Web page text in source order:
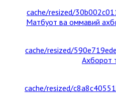
Матбуот ва оммавий
Ахборот